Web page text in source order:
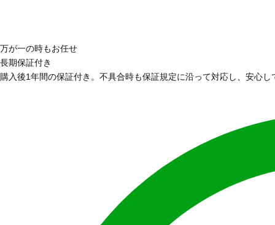
万が一の時もお任せ
長期保証付き
購入後1年間の保証付き。不具合時も保証規定に沿って対応し、安心